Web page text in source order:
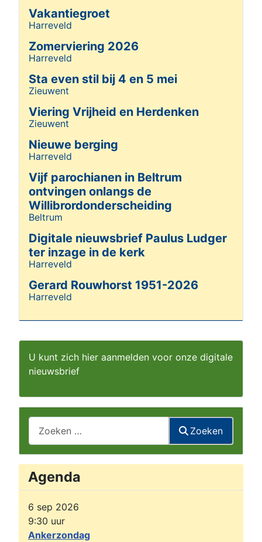
U kunt zich hier aanmelden voor onze digitale
nieuwsbrief
Zoeken
Agenda
6 sep 2026
9:30 uur
Ankerzondag
Vakantiegroet
Details
Harreveld
Zomerviering 2026
Details
Harreveld
Sta even stil bij 4 en 5 mei
Details
Zieuwent
Viering Vrijheid en Herdenken
Details
Zieuwent
Nieuwe berging
Details
Harreveld
Vijf parochianen in Beltrum
ontvingen onlangs de
Willibrordonderscheiding
Details
Beltrum
Digitale nieuwsbrief Paulus Ludger
ter inzage in de kerk
Details
Harreveld
Gerard Rouwhorst 1951-2026
Details
Harreveld